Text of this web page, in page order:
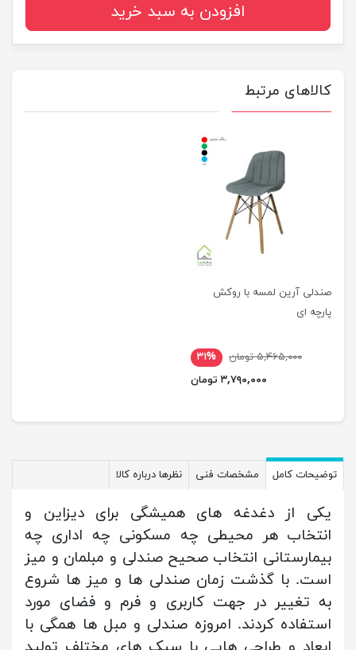
افزودن به سبد خرید
کالاهای مرتبط
صندلی آرین لمسه با روکش
پارچه ای
۵,۴۶۵,۰۰۰ تومان
۳۱%
۳,۷۹۰,۰۰۰ تومان
توضیحات کامل مشخصات فنی نظرها درباره کالا
یکی از دغدغه های همیشگی برای دیزاین و
انتخاب هر محیطی چه مسکونی چه اداری چه
بیمارستانی انتخاب صحیح صندلی و مبلمان و میز
است. با گذشت زمان صندلی ها و میز ها شروع
به تغییر در جهت کاربری و فرم و فضای مورد
استفاده کردند. امروزه صندلی و مبل ها همگی با